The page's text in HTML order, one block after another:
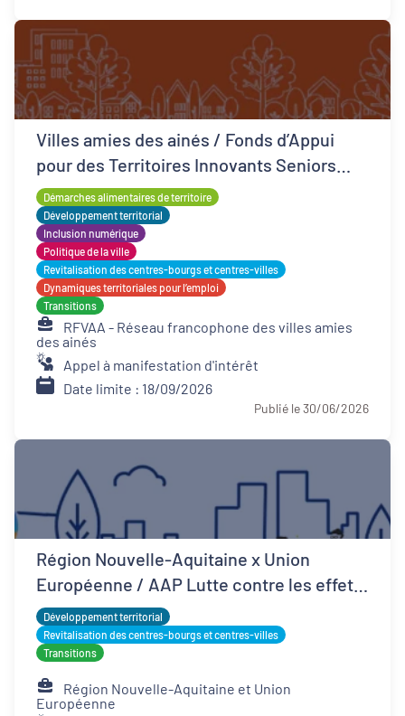
Villes amies des ainés / Fonds d’Appui
pour des Territoires Innovants Seniors
(FATIS)
Démarches alimentaires de territoire
Développement territorial
Inclusion numérique
Politique de la ville
Revitalisation des centres-bourgs et centres-villes
Dynamiques territoriales pour l’emploi
Transitions
RFVAA - Réseau francophone des villes amies
des ainés
Appel à manifestation d'intérêt
Date limite : 18/09/2026
Publié le 30/06/2026
Région Nouvelle-Aquitaine x Union
Européenne / AAP Lutte contre les effets
d'îlots de chaleur urbains
Développement territorial
Revitalisation des centres-bourgs et centres-villes
Transitions
Région Nouvelle-Aquitaine et Union
Européenne